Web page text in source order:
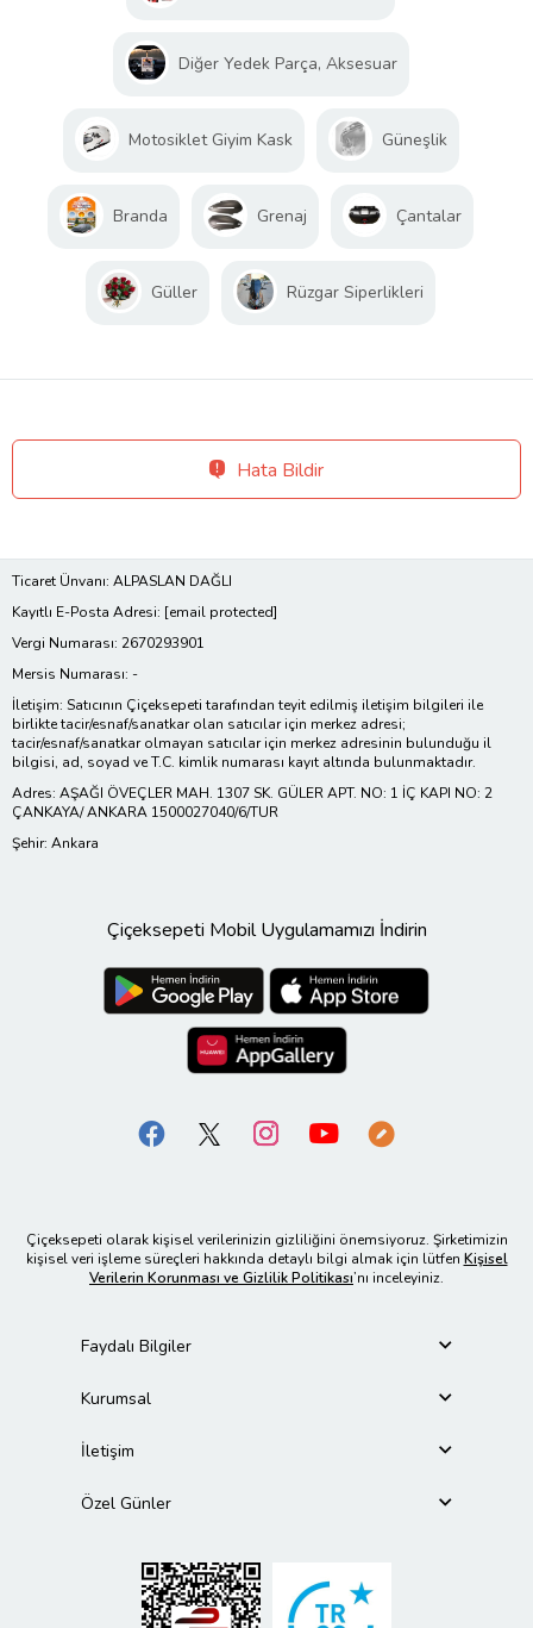
Diğer Yedek Parça, Aksesuar
Motosiklet Giyim Kask Güneşlik
Branda Grenaj Çantalar
Güller Rüzgar Siperlikleri
Hata Bildir
Ticaret Ünvanı: ALPASLAN DAĞLI
Kayıtlı E-Posta Adresi: [email protected]
Vergi Numarası: 2670293901
Mersis Numarası: -
İletişim: Satıcının Çiçeksepeti tarafından teyit edilmiş iletişim bilgileri ile
birlikte tacir/esnaf/sanatkar olan satıcılar için merkez adresi;
tacir/esnaf/sanatkar olmayan satıcılar için merkez adresinin bulunduğu il
bilgisi, ad, soyad ve T.C. kimlik numarası kayıt altında bulunmaktadır.
Adres: AŞAĞI ÖVEÇLER MAH. 1307 SK. GÜLER APT. NO: 1 İÇ KAPI NO: 2
ÇANKAYA/ ANKARA 1500027040/6/TUR
Şehir: Ankara
Çiçeksepeti Mobil Uygulamamızı İndirin
Çiçeksepeti olarak kişisel verilerinizin gizliliğini önemsiyoruz. Şirketimizin
kişisel veri işleme süreçleri hakkında detaylı bilgi almak için lütfen Kişisel
Verilerin Korunması ve Gizlilik Politikası’nı inceleyiniz.
Faydalı Bilgiler
Kurumsal
İletişim
Özel Günler